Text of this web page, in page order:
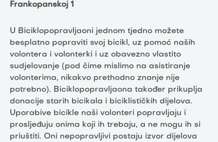
Frankopanskoj 1
U Biciklopopravljaoni jednom tjedno možete
besplatno popraviti svoj bicikl, uz pomoć naših
volontera i volonterki i uz obavezno vlastito
sudjelovanje (pod čime mislimo na asistiranje
volonterima, nikakvo prethodno znanje nije
potrebno). Biciklopopravljaona također prikuplja
donacije starih bicikala i biciklističkih dijelova.
Uporabive bicikle naši volonteri popravljaju i
prosljeđuju onima koji ih trebaju, a ne mogu ih si
priuštiti. Oni nepopravljivi postaju izvor dijelova